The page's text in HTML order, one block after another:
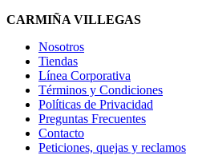
CARMIÑA VILLEGAS
Nosotros
Tiendas
Línea Corporativa
Términos y Condiciones
Políticas de Privacidad
Preguntas Frecuentes
Contacto
Peticiones, quejas y reclamos